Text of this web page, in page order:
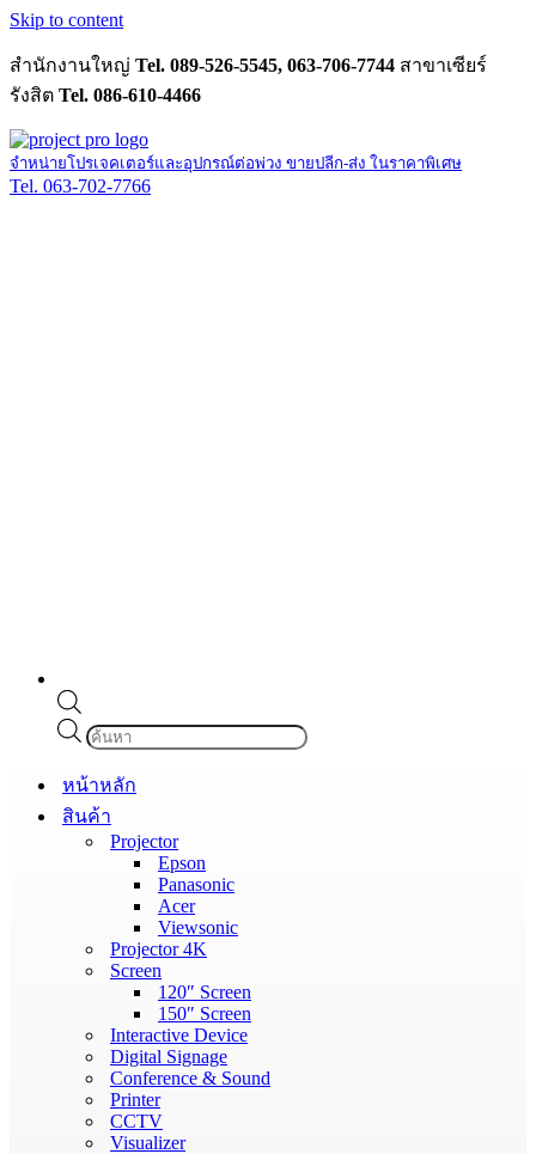
Skip to content
สำนักงานใหญ่ Tel. 089-526-5545, 063-706-7744 สาขาเซียร์
รังสิต Tel. 086-610-4466
จำหน่ายโปรเจคเตอร์และอุปกรณ์ต่อพ่วง ขายปลีก-ส่ง ในราคาพิเศษ
Tel. 063-702-7766
Products
search
หน้าหลัก
สินค้า
Projector
Epson
Panasonic
Acer
Viewsonic
Projector 4K
Screen
120″ Screen
150″ Screen
Interactive Device
Digital Signage
Conference & Sound
Printer
CCTV
Visualizer